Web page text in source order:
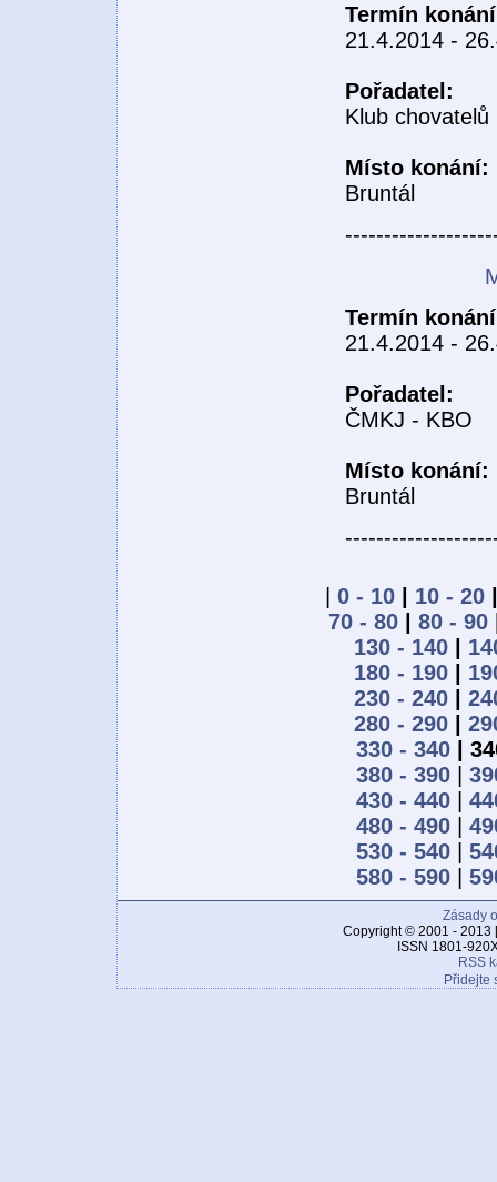
Termín
21.4.2014 -
Pořadatel:
Klub
Místo konání:
Bruntál
Termín
21.4.2014 -
Pořadatel:
ČMKJ - KBO
Místo konání:
Bruntál
0 - 10| 10 - 20
70 - 80| 80 - 90
130 - 140|
180 - 190|
230 - 240|
280 - 290|
330 - 340|
380 - 390
430 - 440
480 - 490
530 - 540
580 - 590
Zásady
Copyright © 2001 - 2013
ISSN 1801-
RSS
Přidejte